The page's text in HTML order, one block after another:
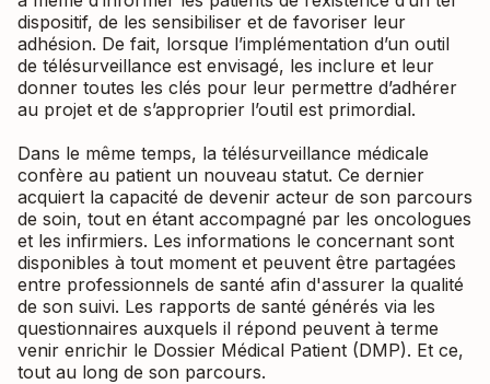
dispositif, de les sensibiliser et de favoriser leur
adhésion. De fait, lorsque l’implémentation d’un outil
de télésurveillance est envisagé, les inclure et leur
donner toutes les clés pour leur permettre d’adhérer
au projet et de s’approprier l’outil est primordial.
Dans le même temps, la télésurveillance médicale
confère au patient un nouveau statut. Ce dernier
acquiert la capacité de devenir acteur de son parcours
de soin, tout en étant accompagné par les oncologues
et les infirmiers. Les informations le concernant sont
disponibles à tout moment et peuvent être partagées
entre professionnels de santé afin d'assurer la qualité
de son suivi. Les rapports de santé générés via les
questionnaires auxquels il répond peuvent à terme
venir enrichir le Dossier Médical Patient (DMP). Et ce,
tout au long de son parcours.